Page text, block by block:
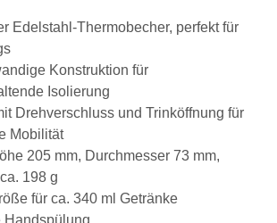
Edelstahl-Thermobecher, perfekt für
Konstruktion für
Isolierung
Drehverschluss und Trinköffnung für
Mobilität
205 mm, Durchmesser 73 mm,
198 g
für ca. 340 ml Getränke
Handspülung